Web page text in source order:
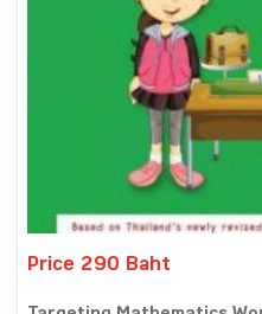
Price 290 Baht